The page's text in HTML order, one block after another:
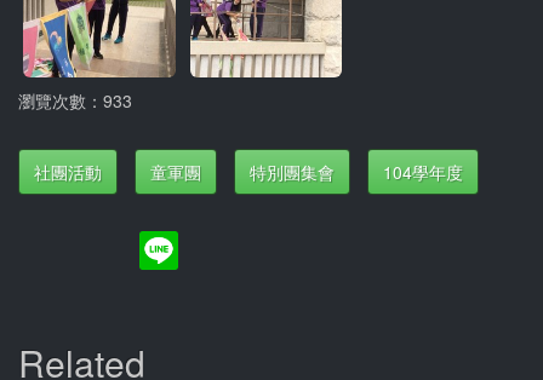
瀏覽次數：933
社團活動 童軍團 特別團集會 104學年度
Related